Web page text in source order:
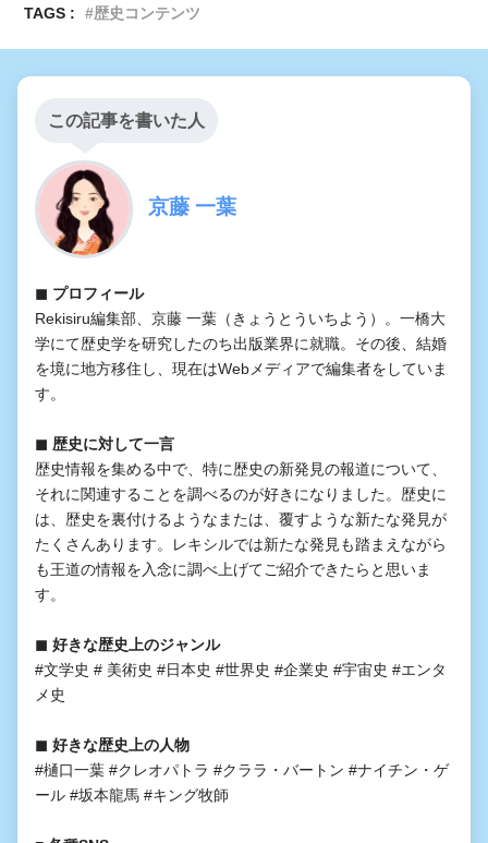
TAGS :
歴史コンテンツ
この記事を書いた人
京藤 一葉
◼︎ プロフィール
Rekisiru編集部、京藤 一葉（きょうとういちよう）。一橋大
学にて歴史学を研究したのち出版業界に就職。その後、結婚
を境に地方移住し、現在はWebメディアで編集者をしていま
す。
◼︎ 歴史に対して一言
歴史情報を集める中で、特に歴史の新発見の報道について、
それに関連することを調べるのが好きになりました。歴史に
は、歴史を裏付けるようなまたは、覆すような新たな発見が
たくさんあります。レキシルでは新たな発見も踏まえながら
も王道の情報を入念に調べ上げてご紹介できたらと思いま
す。
◼︎ 好きな歴史上のジャンル
#文学史 # 美術史 #日本史 #世界史 #企業史 #宇宙史 #エンタ
メ史
◼︎ 好きな歴史上の人物
#樋口一葉 #クレオパトラ #クララ・バートン #ナイチン・ゲ
ール #坂本龍馬 #キング牧師